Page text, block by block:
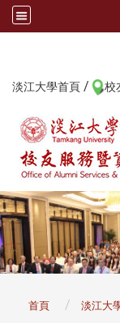
淡江大學首頁 / 校
首頁 淡江大